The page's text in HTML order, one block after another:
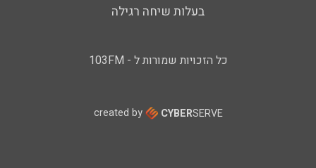
בעלות שיחה רגילה
כל הזכויות שמורות ל - 103FM
created by CYBERSERVE